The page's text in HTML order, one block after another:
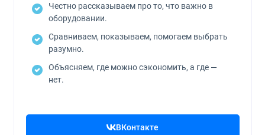
Честно рассказываем про то, что важно в
оборудовании.
Сравниваем, показываем, помогаем выбрать
разумно.
Объясняем, где можно сэкономить, а где —
нет.
ВКонтакте